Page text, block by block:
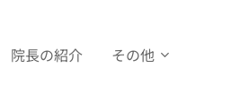
院長の紹介 その他